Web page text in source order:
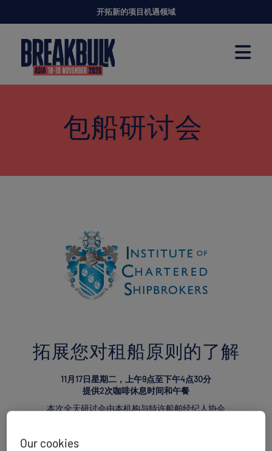
开拓新的项目机遇领域
包船研讨会
拓展您对租船原则的了解
11月17日星期二，上午9点至下午4点30分
提供2次咖啡休息时间和午餐
本次全天研讨会由本机构与特许船舶经纪人协会
用。本课程适合全职租船专业人士以及从事租船合同相关
Our cookies